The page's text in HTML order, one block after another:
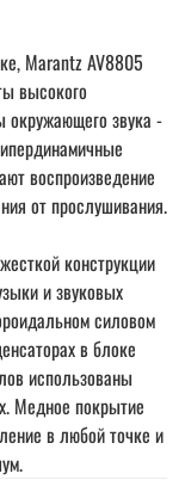
Marantz AV8805
высокого
окружающего звука -
воспроизведение
от прослушивания.
конструкции
и звуковых
силовом
в блоке
использованы
Медное покрытие
в любой точке и